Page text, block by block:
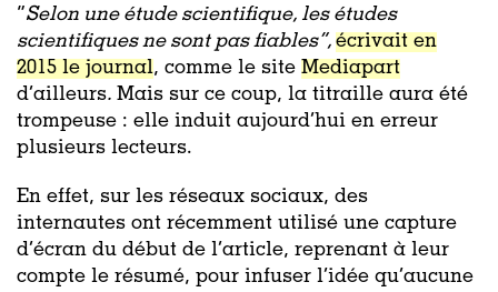
“Selon une étude scientifique, les études
scientifiques ne sont pas fiables”, écrivait en
2015 le journal, comme le site Mediapart
d’ailleurs. Mais sur ce coup, la titraille aura été
trompeuse : elle induit aujourd’hui en erreur
plusieurs lecteurs.
En effet, sur les réseaux sociaux, des
internautes ont récemment utilisé une capture
d’écran du début de l’article, reprenant à leur
compte le résumé, pour infuser l’idée qu’aucune